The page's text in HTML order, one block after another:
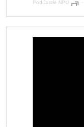
PodCastle NPÚ ·